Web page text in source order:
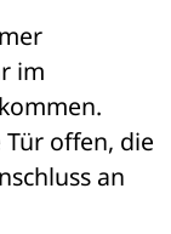
im
offen, die
an